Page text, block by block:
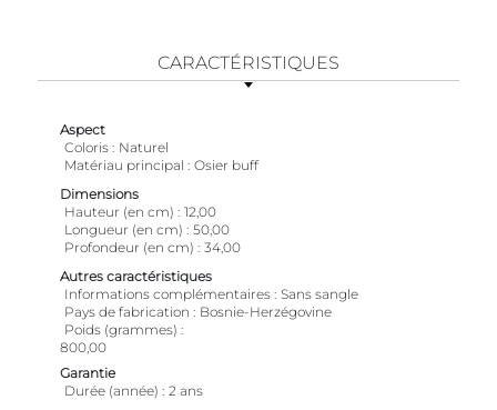
CARACTÉRISTIQUES
Aspect
Coloris
Naturel
Matériau principal
Osier buff
Dimensions
Hauteur (en cm)
12,00
Longueur (en cm)
50,00
Profondeur (en cm)
34,00
Autres caractéristiques
Informations complémentaires Sans sangle
Pays de fabrication
Bosnie-Herzégovine
Poids (grammes)
800,00
Garantie
Durée (année)
2 ans